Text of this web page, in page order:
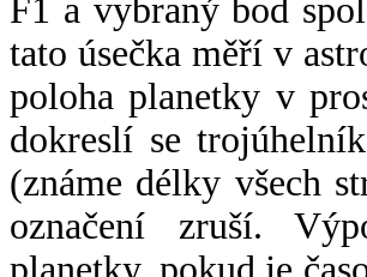
F1 a vybraný bod
tato úsečka měří v
poloha planetky v
dokreslí se
(známe délky všech
označení zruší.